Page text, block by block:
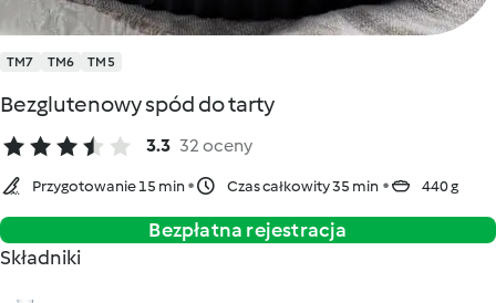
TM7 TM6 TM5
Bezglutenowy spód do tarty
3.3 32 oceny
Przygotowanie 15 min Czas całkowity 35 min 440 g
Bezpłatna rejestracja
Składniki